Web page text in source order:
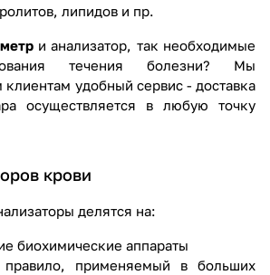
липидов и пр.
и анализатор, так необходимые
течения болезни? Мы
клиентам удобный сервис - доставка
осуществляется в любую точку
крови
делятся на:
биохимические аппараты
правило, применяемый в больших